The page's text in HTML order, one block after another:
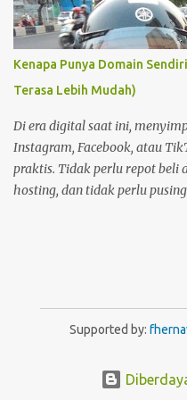
Kenapa Punya Domain
Terasa Lebih Mudah)
Di era digital saat ini,
Instagram, Facebook, atau
praktis. Tidak perlu repot
hosting, dan tidak perlu
Supported by: